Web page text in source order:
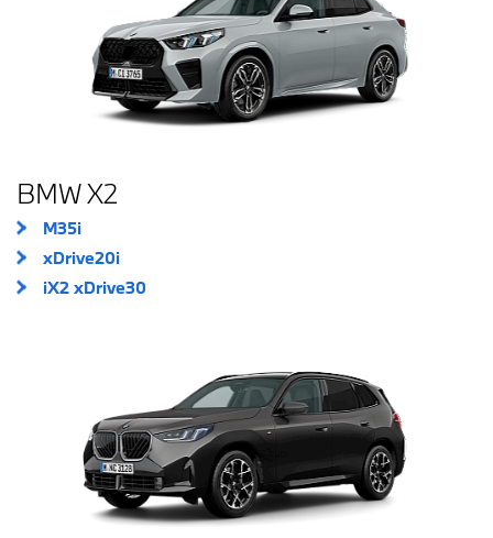
BMW X2
M35i
xDrive20i
iX2 xDrive30